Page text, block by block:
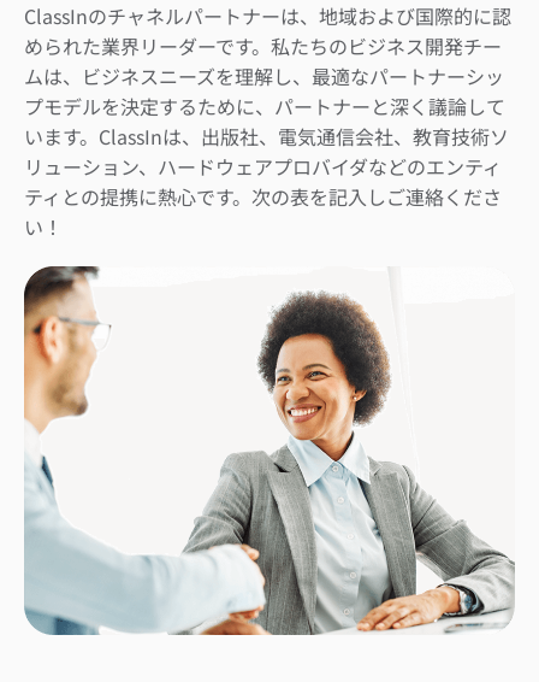
ClassInのチャネルパートナーは、地域および国際的に認
められた業界リーダーです。私たちのビジネス開発チー
ムは、ビジネスニーズを理解し、最適なパートナーシッ
プモデルを決定するために、パートナーと深く議論して
います。ClassInは、出版社、電気通信会社、教育技術ソ
リューション、ハードウェアプロバイダなどのエンティ
ティとの提携に熱心です。次の表を記入しご連絡くださ
い！